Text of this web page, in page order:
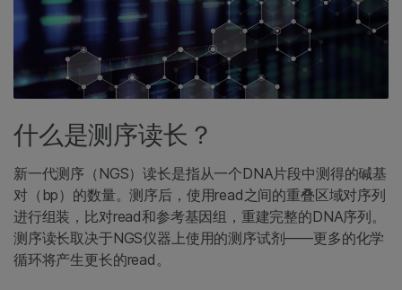
什么是测序读长？
新一代测序（NGS）读长是指从一个DNA片段中测得的碱基
对（bp）的数量。测序后，使用read之间的重叠区域对序列
进行组装，比对read和参考基因组，重建完整的DNA序列。
测序读长取决于NGS仪器上使用的测序试剂——更多的化学
循环将产生更长的read。